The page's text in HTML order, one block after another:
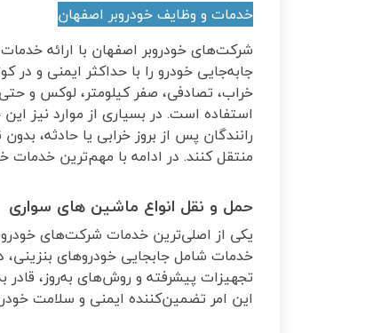
خدمات و وظایف خودروبر اصفهان
شرکت‌های خودروبر اصفهان با ارائه
جابه‌جایی خودرو را با حداکثر ایمنی و در
خراب، تصادفی، صفر کیلومتر، لوکس و
استفاده است. در بسیاری از موارد نیز
رانندگان پس از بروز خرابی یا حادثه،
منتقل کنند. در ادامه با مهم‌ترین
حمل و نقل انواع ماشین های سواری
یکی از اصلی‌ترین خدمات شرکت‌های
خدمات شامل جابجایی خودروهای بنزینی،
تجهیزات پیشرفته و روش‌های به‌روز،
این امر تضمین‌کننده ایمنی و سلامت